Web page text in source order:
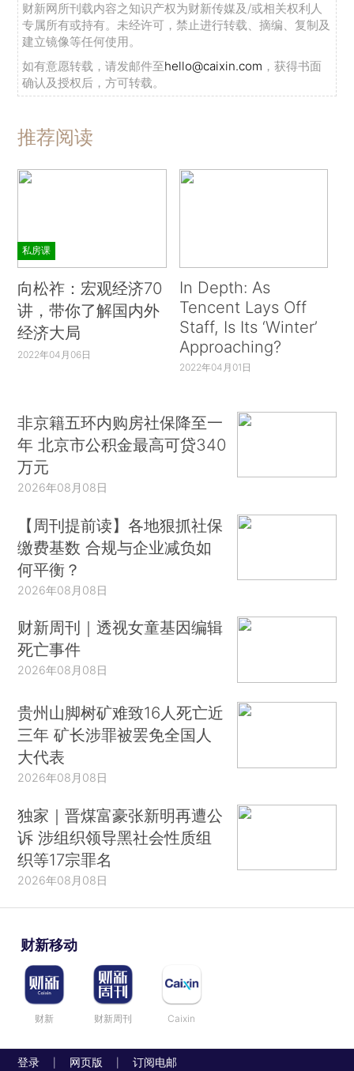
财新网所刊载内容之知识产权为财新传媒及/或相关权利人
专属所有或持有。未经许可，禁止进行转载、摘编、复制及
建立镜像等任何使用。
如有意愿转载，请发邮件至hello@caixin.com ，获得书面
确认及授权后，方可转载。
推荐阅读
私房课
向松祚：宏观经济70
讲，带你了解国内外
经济大局
2022年04月06日
In Depth: As
Tencent Lays Off
Staff, Is Its ‘Winter’
Approaching?
2022年04月01日
非京籍五环内购房社保降至一
年 北京市公积金最高可贷340
万元
2026年08月08日
【周刊提前读】各地狠抓社保
缴费基数 合规与企业减负如
何平衡？
2026年08月08日
财新周刊｜透视女童基因编辑
死亡事件
2026年08月08日
贵州山脚树矿难致16人死亡近
三年 矿长涉罪被罢免全国人
大代表
2026年08月08日
独家｜晋煤富豪张新明再遭公
诉 涉组织领导黑社会性质组
织等17宗罪名
2026年08月08日
财新移动
财新 财新周刊 Caixin
登录 网页版 订阅电邮